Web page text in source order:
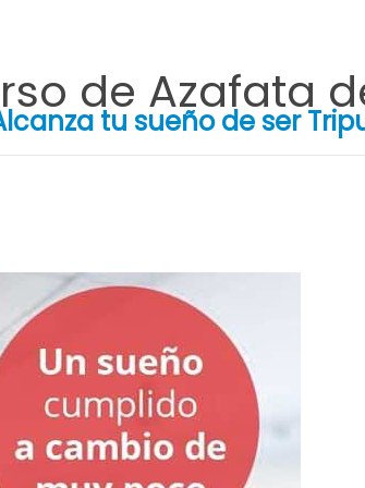
de Azafata
tu sueño de ser